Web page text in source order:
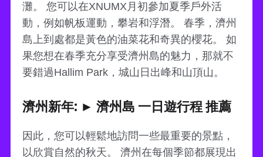
灘。 您可以在XNUMX月初參加夏季戶外活
動，例如帆板運動，攀岩和浮潛。 春季，濟州
島上到處都是黃色的油菜花和奇異的櫻花。 如
果您想在春季充分享受濟州島的魅力，那就不
要錯過Hallim Park，城山日出峰和山頂山。
濟州新年: ► 濟州島 一日遊行程 推薦
因此，您可以輕鬆地訪問一些最重要的景點，
以欣賞自然的秋天。 濟州在每個季節都展現出